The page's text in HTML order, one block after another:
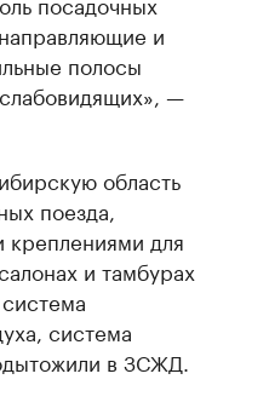
и
полосы
—
область
поезда,
для
и тамбурах
система
в ЗСЖД.